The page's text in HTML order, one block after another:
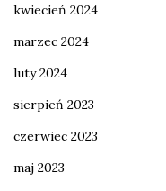
kwiecień 2024
marzec 2024
luty 2024
sierpień 2023
czerwiec 2023
maj 2023